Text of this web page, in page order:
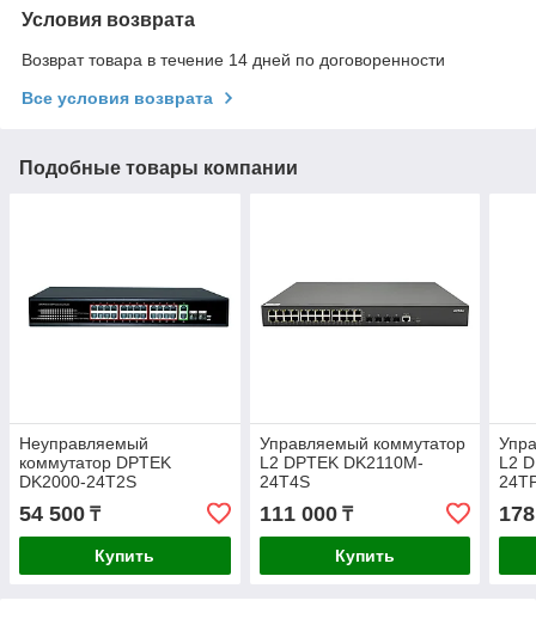
Условия возврата
Возврат товара в течение 14 дней по договоренности
Все условия возврата
Подобные товары компании
Неуправляемый
коммутатор DPTEK
DK2000-24T2S
54 500 ₸
Купить
Управляемый коммутатор
L2 DPTEK DK2110M-
24T4S
111 000₸
Купить
L2